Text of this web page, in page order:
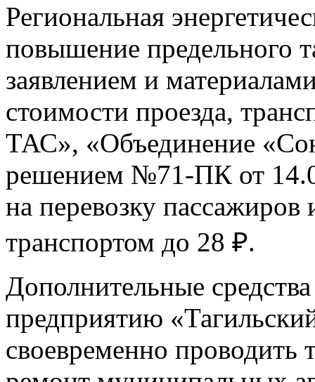
Региональная
повышение предельного
заявлением и
стоимости проезда,
ТАС», «Объединение
решением №71-ПК от
на перевозку
транспортом до 28 ₽.
Дополнительные
предприятию
своевременно проводить